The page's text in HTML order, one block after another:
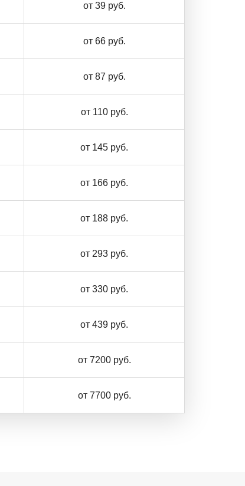
от 39 руб.
от 66 руб.
от 87 руб.
от 110 руб.
от 145 руб.
от 166 руб.
от 188 руб.
от 293 руб.
от 330 руб.
от 439 руб.
от 7200 руб.
от 7700 руб.